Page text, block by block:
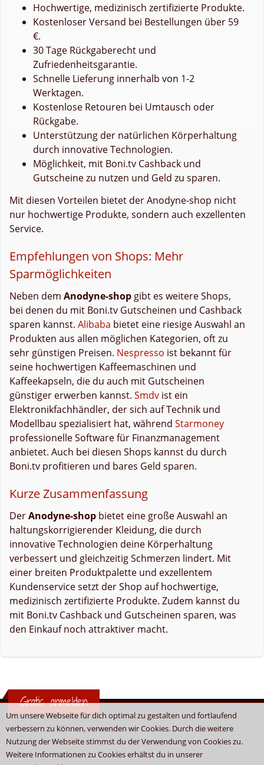
Um unsere Webseite für dich optimal zu gestalten und fortlaufend
verbessern zu können, verwenden wir Cookies. Durch die weitere
Nutzung der Webseite stimmst du der Verwendung von Cookies zu.
Weitere Informationen zu Cookies erhältst du in unserer
Hochwertige, medizinisch zertifizierte Produkte.
Kostenloser Versand bei Bestellungen über 59
€.
30 Tage Rückgaberecht und
Zufriedenheitsgarantie.
Schnelle Lieferung innerhalb von 1-2
Werktagen.
Kostenlose Retouren bei Umtausch oder
Rückgabe.
Unterstützung der natürlichen Körperhaltung
durch innovative Technologien.
Möglichkeit, mit Boni.tv Cashback und
Gutscheine zu nutzen und Geld zu sparen.
Mit diesen Vorteilen bietet der Anodyne-shop nicht
nur hochwertige Produkte, sondern auch exzellenten
Service.
Empfehlungen von Shops: Mehr
Sparmöglichkeiten
Neben dem Anodyne-shop gibt es weitere Shops,
bei denen du mit Boni.tv Gutscheinen und Cashback
sparen kannst. Alibaba bietet eine riesige Auswahl an
Produkten aus allen möglichen Kategorien, oft zu
sehr günstigen Preisen. Nespresso ist bekannt für
seine hochwertigen Kaffeemaschinen und
Kaffeekapseln, die du auch mit Gutscheinen
günstiger erwerben kannst. Smdv ist ein
Elektronikfachhändler, der sich auf Technik und
Modellbau spezialisiert hat, während Starmoney
professionelle Software für Finanzmanagement
anbietet. Auch bei diesen Shops kannst du durch
Boni.tv profitieren und bares Geld sparen.
Kurze Zusammenfassung
DerAnodyne-shop bietet eine große Auswahl an
haltungskorrigierender Kleidung, die durch
innovative Technologien deine Körperhaltung
verbessert und gleichzeitig Schmerzen lindert. Mit
einer breiten Produktpalette und exzellentem
Kundenservice setzt der Shop auf hochwertige,
medizinisch zertifizierte Produkte. Zudem kannst du
mit Boni.tv Cashback und Gutscheinen sparen, was
den Einkauf noch attraktiver macht.
Gratis anmelden